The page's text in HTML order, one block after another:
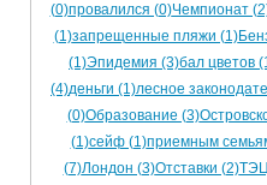
(0)провалился (0)Чемпионат
(1)запрещенные пляжи (1)
(1)Эпидемия (3)бал цветов
(4)деньги (1)лесное
(0)Образование (3)
(1)сейф (1)приемным
(7)Лондон (3)Отставки (2)